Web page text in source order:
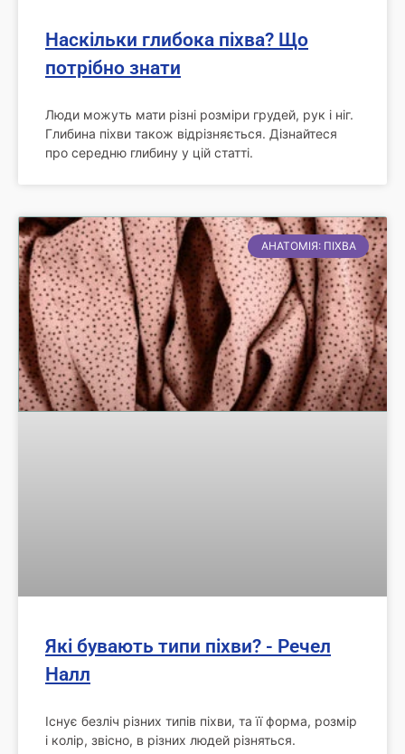
Наскільки глибока піхва? Що
потрібно знати
Люди можуть мати різні розміри грудей, рук і ніг.
Глибина піхви також відрізняється. Дізнайтеся
про середню глибину у цій статті.
АНАТОМІЯ: ПІХВА
Які бувають типи піхви? - Речел
Налл
Існує безліч різних типів піхви, та її форма, розмір
і колір, звісно, в різних людей різняться.